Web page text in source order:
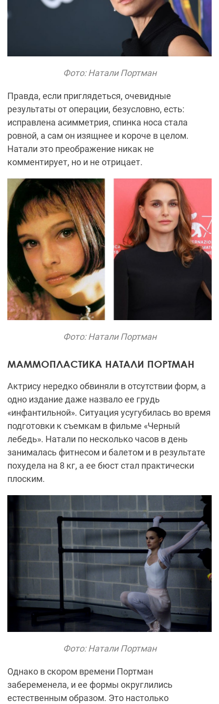
Фото: Натали Портман
Правда, если приглядеться, очевидные
результаты от операции, безусловно, есть:
исправлена асимметрия, спинка носа стала
ровной, а сам он изящнее и короче в целом.
Натали это преображение никак не
комментирует, но и не отрицает.
Фото: Натали Портман
МАММОПЛАСТИКА НАТАЛИ ПОРТМАН
Актрису нередко обвиняли в отсутствии форм, а
одно издание даже назвало ее грудь
«инфантильной». Ситуация усугубилась во время
подготовки к съемкам в фильме «Черный
лебедь». Натали по несколько часов в день
занималась фитнесом и балетом и в результате
похудела на 8 кг, а ее бюст стал практически
плоским.
Фото: Натали Портман
Однако в скором времени Портман
забеременела, и ее формы округлились
естественным образом. Это настолько